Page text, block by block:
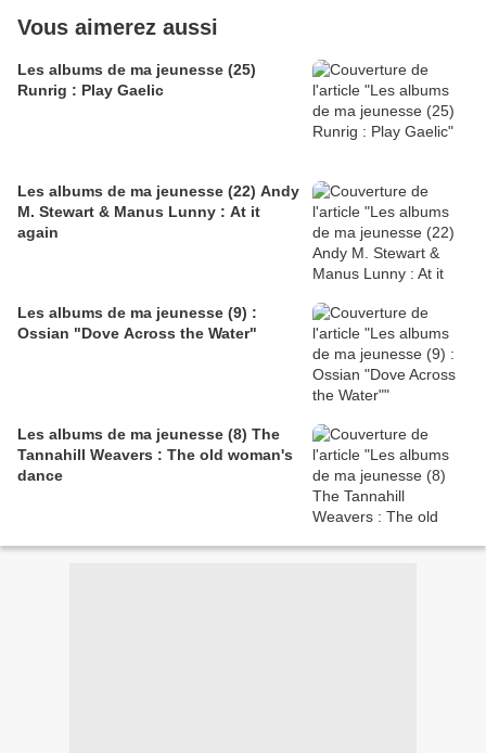
Vous aimerez aussi
Les albums de ma jeunesse (25)
Runrig : Play Gaelic
Les albums de ma jeunesse (22) Andy
M. Stewart & Manus Lunny : At it
again
Les albums de ma jeunesse (9) :
Ossian "Dove Across the Water"
Les albums de ma jeunesse (8) The
Tannahill Weavers : The old woman's
dance